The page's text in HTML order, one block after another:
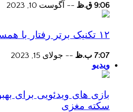
9:06 ق.ظ -- آگوست 10, 2023
۱۲ تکنیک برتر رفتار با همسر فحاش می کند
7:07 ب.ظ -- جولای 15, 2023
ویدیو
بازی های ویدئویی برای
سکته مغزی